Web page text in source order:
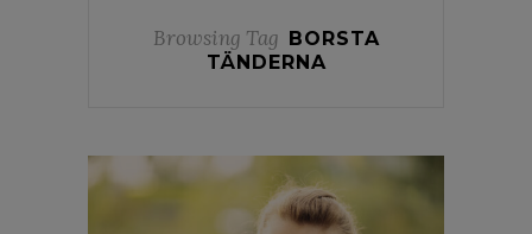
Browsing Tag BORSTA
TÄNDERNA